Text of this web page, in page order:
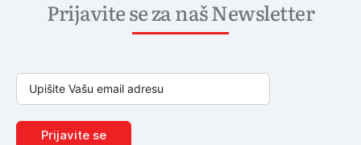
Prijavite se za naš Newsletter
Prijavite se